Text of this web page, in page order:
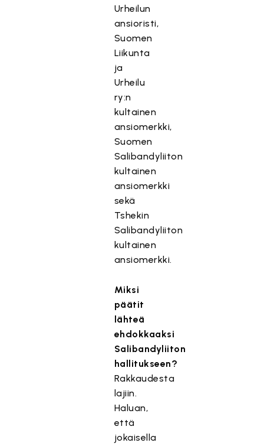
Urheilun
ansioristi,
Suomen
Liikunta
ja
Urheilu
ry:n
kultainen
ansiomerkki,
Suomen
Salibandyliiton
kultainen
ansiomerkki
sekä
Tshekin
Salibandyliiton
kultainen
ansiomerkki.
Miksi
päätit
lähteä
ehdokkaaksi
Salibandyliiton
hallitukseen?
Rakkaudesta
lajiin.
Haluan,
että
jokaisella